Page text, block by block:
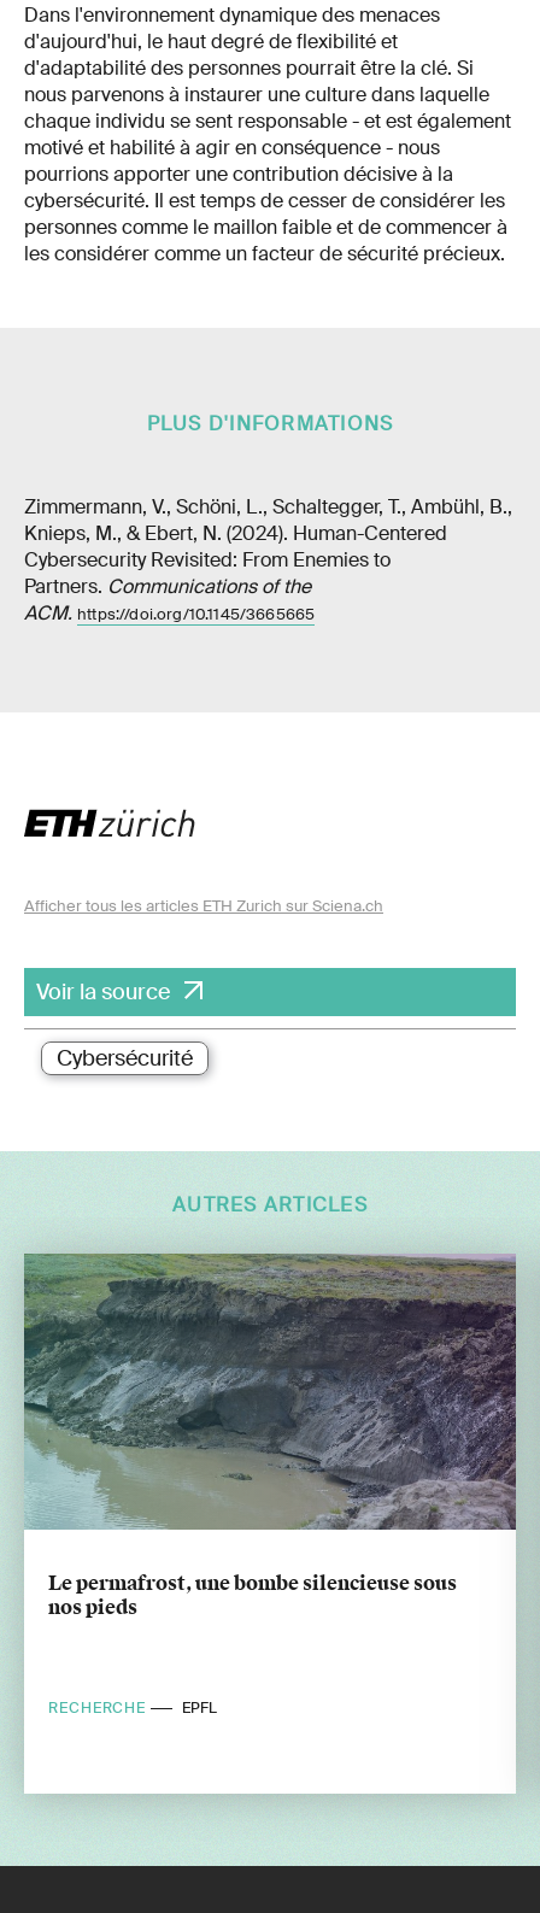
Dans l'environnement dynamique des menaces
d'aujourd'hui, le haut degré de flexibilité et
d'adaptabilité des personnes pourrait être la clé. Si
nous parvenons à instaurer une culture dans laquelle
chaque individu se sent responsable - et est également
motivé et habilité à agir en conséquence - nous
pourrions apporter une contribution décisive à la
cybersécurité. Il est temps de cesser de considérer les
personnes comme le maillon faible et de commencer à
les considérer comme un facteur de sécurité précieux.
PLUS D'INFORMATIONS
Zimmermann, V., Schöni, L., Schaltegger, T., Ambühl, B.,
Knieps, M., & Ebert, N. (2024). Human-Centered
Cybersecurity Revisited: From Enemies to
Partners. Communications of the
ACM. https://doi.org/10.1145/3665665
Afficher tous les articles ETH Zurich sur Sciena.ch
Voir la source
Cybersécurité
AUTRES ARTICLES
Le permafrost, une bombe silencieuse sous
nos pieds
RECHERCHE EPFL